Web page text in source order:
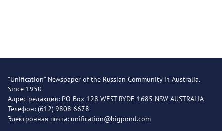
"Unification" Newspaper of the Russian Community in Australia.
Since 1950
Адрес редакции: PO Box 128 WEST RYDE 1685 NSW AUSTRALIA
Телефон: (612) 9808 6678
Электронная почта: unification@bigpond.com